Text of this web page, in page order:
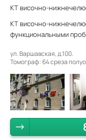
КТ височно-
КТ височно-
функциональными
ул. Варшавская, д.100.
Томограф: 64 среза